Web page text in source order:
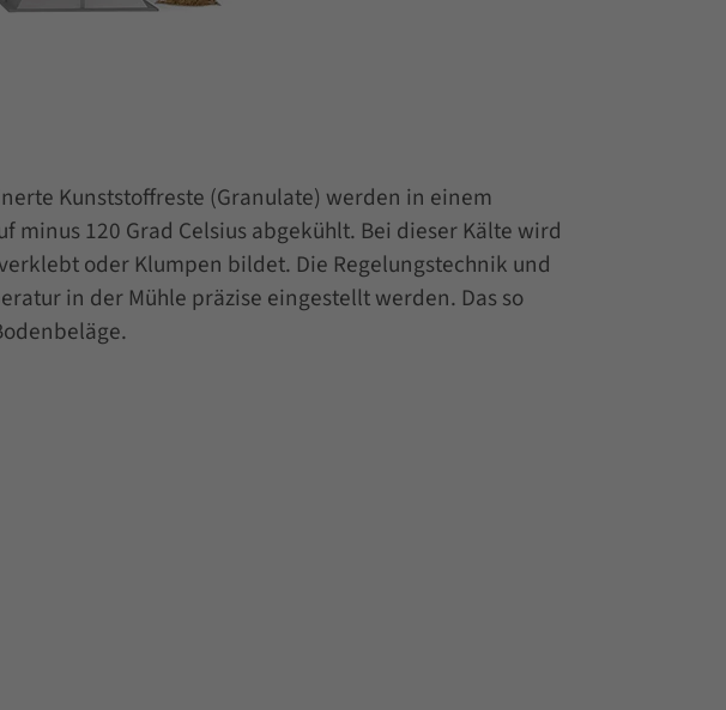
Kunststoffreste (Granulate) werden in einem
120 Grad Celsius abgekühlt. Bei dieser Kälte wird
oder Klumpen bildet. Die Regelungstechnik und
in der Mühle präzise eingestellt werden. Das so